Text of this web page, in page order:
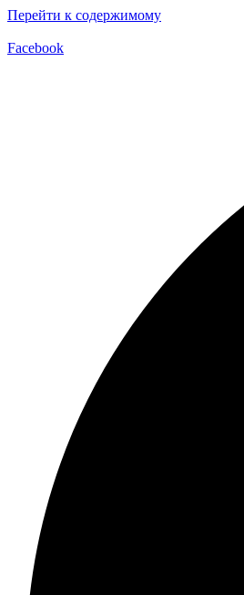
Перейти к содержимому
Facebook